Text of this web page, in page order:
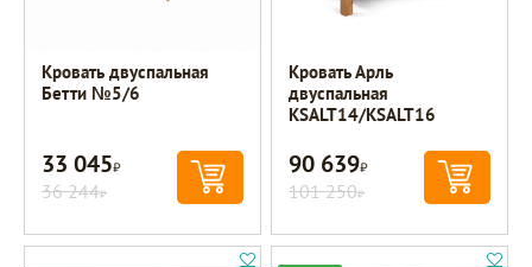
Кровать двуспальная
Бетти №5/6
33 045Р
36 244Р
Кровать Арль
двуспальная
KSALT14/KSALT16
90 639Р
101 250Р